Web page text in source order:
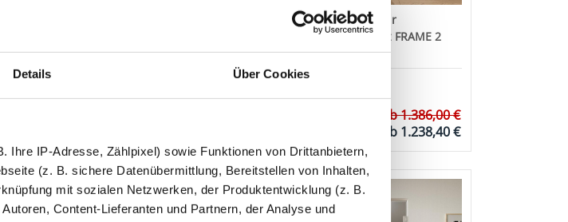
Details Über Cookies
Ihre IP-Adresse, Zählpixel) sowie Funktionen von Drittanbietern,
(z. B. sichere Datenübermittlung, Bereitstellen von Inhalten,
mit sozialen Netzwerken, der Produktentwicklung (z. B.
Content-Lieferanten und Partnern, der Analyse und
✓8 mm stark
✓
Doppel-Glas-Pendeltür
Industrielook schwarz FRAME 2
Satinato
✓Weißglas erhältlich
✓Blickdicht satiniert
ab1.386,00 €
ab 1.238,40 €
-10% -10%